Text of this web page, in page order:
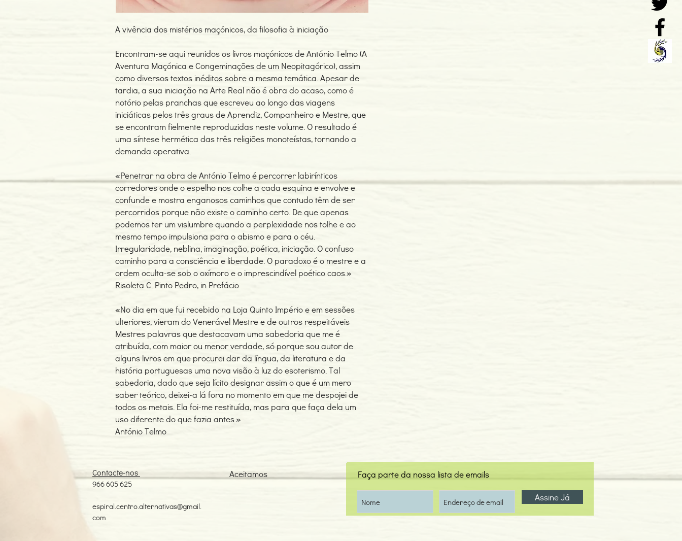
A vivência dos mistérios maçónicos, da filosofia à iniciação
Encontram-se aqui reunidos os livros maçónicos de António Telmo (A
Aventura Maçónica e Congeminações de um Neopitagórico), assim
como diversos textos inéditos sobre a mesma temática. Apesar de
tardia, a sua iniciação na Arte Real não é obra do acaso, como é
notório pelas pranchas que escreveu ao longo das viagens
iniciáticas pelos três graus de Aprendiz, Companheiro e Mestre, que
se encontram fielmente reproduzidas neste volume. O resultado é
uma síntese hermética das três religiões monoteístas, tornando a
demanda operativa.
«Penetrar na obra de António Telmo é percorrer labirínticos
corredores onde o espelho nos colhe a cada esquina e envolve e
confunde e mostra enganosos caminhos que contudo têm de ser
percorridos porque não existe o caminho certo. De que apenas
podemos ter um vislumbre quando a perplexidade nos tolhe e ao
mesmo tempo impulsiona para o abismo e para o céu.
Irregularidade, neblina, imaginação, poética, iniciação. O confuso
caminho para a consciência e liberdade. O paradoxo é o mestre e a
ordem oculta-se sob o oxímoro e o imprescindível poético caos.»
Risoleta C. Pinto Pedro, in Prefácio
«No dia em que fui recebido na Loja Quinto Império e em sessões
ulteriores, vieram do Venerável Mestre e de outros respeitáveis
Mestres palavras que destacavam uma sabedoria que me é
atribuída, com maior ou menor verdade, só porque sou autor de
alguns livros em que procurei dar da língua, da literatura e da
história portuguesas uma nova visão à luz do esoterismo. Tal
sabedoria, dado que seja lícito designar assim o que é um mero
saber teórico, deixei-a lá fora no momento em que me despojei de
todos os metais. Ela foi-me restituída, mas para que faça dela um
uso diferente do que fazia antes.»
António Telmo
Contacte-nos
966 605 625
espiral.centro.alternativas@gmail.
com
Aceitamos
Faça parte da nossa lista de emails
Assine Já